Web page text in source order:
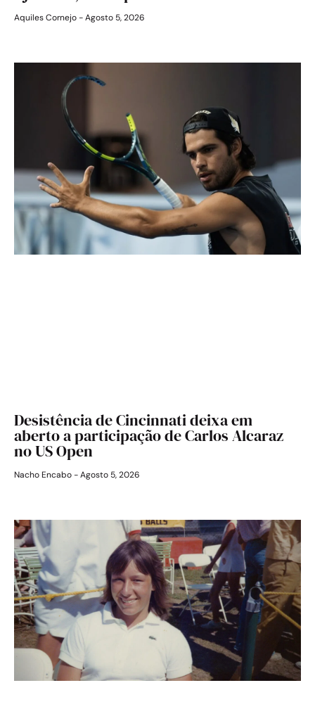
Aquiles Cornejo Agosto 5, 2026
Desistência de Cincinnati deixa em
aberto a participação de Carlos Alcaraz
no US Open
Nacho Encabo Agosto 5, 2026